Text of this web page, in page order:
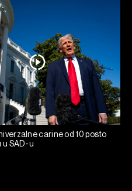
carine od 10 posto
u SAD-u